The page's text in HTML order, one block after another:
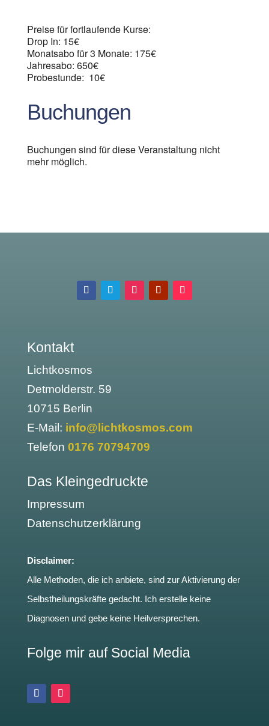
Preise für fortlaufende Kurse:
Drop In: 15€
Monatsabo für 3 Monate: 175€
Jahresabo: 650€
Probestunde: 10€
Buchungen
Buchungen sind für diese Veranstaltung nicht
mehr möglich.
Kontakt
Lichtkosmos
Detmolderstr. 59
10715 Berlin
E-Mail: info@lichtkosmos.com
Telefon 0176 70794709
Das Kleingedruckte
Impressum
Datenschutzerklärung
Disclaimer:
Alle Methoden, die ich anbiete, sind zur Aktivierung der
Selbstheilungskräfte gedacht. Ich erstelle keine
Diagnosen und gebe keine Heilversprechen.
Folge mir auf Social Media